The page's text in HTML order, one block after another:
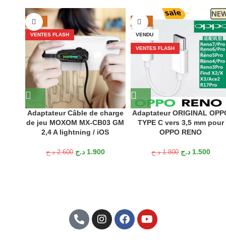
-27%
VENTES FLASH
Adaptateur Câble de charge
de jeu MOXOM MX-CB03 GM
2,4 A lightning / iOS
2.600 د.ج 1.900 د.ج
-17%
VENDU
VENTES FLASH
Adaptateur ORIGINAL
TYPE C vers 3,5 mm pour
OPPO RENO
1.800 د.ج 1.500 د.ج